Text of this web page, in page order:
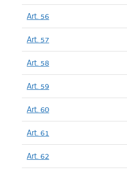
Art. 56
Art. 57
Art. 58
Art. 59
Art. 60
Art. 61
Art. 62